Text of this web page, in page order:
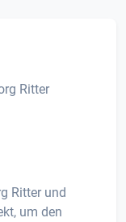
Ritter
Ritter und
um den